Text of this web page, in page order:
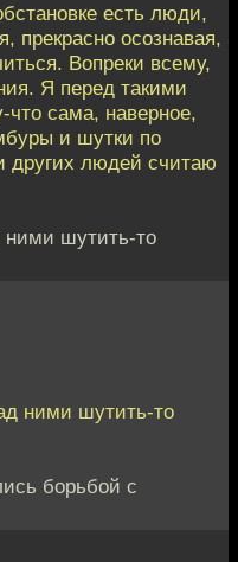
есть люди,
прекрасно осознавая,
Вопреки всему,
Я перед такими
сама, наверное,
и шутки по
других людей считаю
ними шутить-то
ними шутить-то
борьбой с